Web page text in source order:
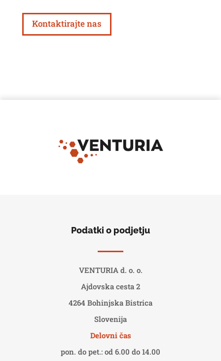
Kontaktirajte nas
Podatki o podjetju
VENTURIA d. o. o.
Ajdovska cesta 2
4264 Bohinjska Bistrica
Slovenija
Delovni čas
pon. do pet.: od 6.00 do 14.00